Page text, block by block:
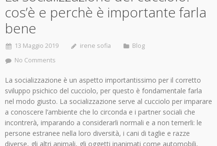
cos’è e perchè è importante farla
bene
13 Maggio 2019 irene sofia
Blog
No Comments
La socializzazione è un aspetto importantissimo per il corretto
sviluppo psichico del cucciolo, per questo è fondamentale farla
nel modo giusto. La socializzazione serve al cucciolo per imparare
a conoscere l’ambiente che lo circonda e i partner sociali che
incontrerà, imparando a considerarli normali e a non temerli: le
persone estranee nella loro diversità, i cani di taglie e razze
diverse, gli altri animali, gli oggetti inanimati come automobili,